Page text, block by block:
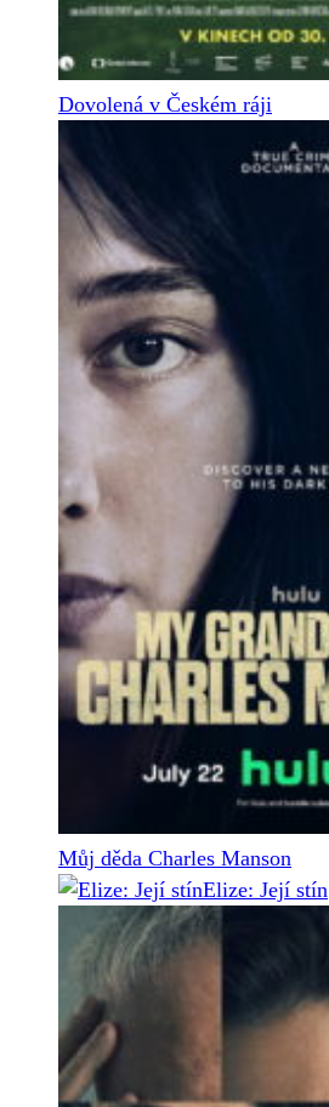
Dovolená v Českém ráji
Můj děda Charles Manson
Elize: Její stín